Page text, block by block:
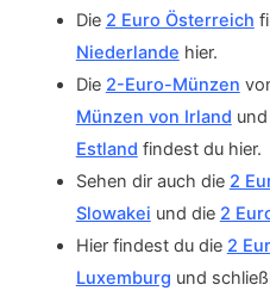
Die 2 Euro Österreich
Niederlande hier.
Die 2-Euro-Münzen
Münzen von Irland
Estland findest du hier.
Sehen dir auch die 2
Slowakei und die 2
Hier findest du die 2
Luxemburg und